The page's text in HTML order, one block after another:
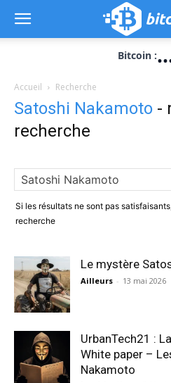
Bitcoin :
Accueil Recherche
Satoshi Nakamoto -
recherche
Si les résultats ne sont pas
recherche
Le mystère
Ailleurs - 13 mai 2026
UrbanTech21 :
White paper –
Nakamoto